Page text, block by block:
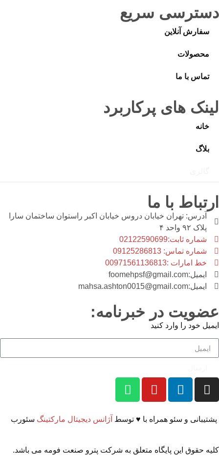
دسترسی سریع
سفارش آنلاین
محصولات
تماس با ما
لینک های پرکاربرد
خانه
بلاگ
ارتباط با ما
آدرس: تهران خیابان دروس خیابان اکبر راستوان ساختمان سارا
پلاک ۹۲ واحد ۴
شماره ثابت:02122590699
شماره تماس: 09125286813
خط امارات :00971561136813
ایمیل:foomehpsf@gmail.com
ایمیل:mahsa.ashton0015@gmail.com
عضویت در خبرنامه:
ایمیل خود را وارد کنید
پشتیبانی و سئو همراه با ♥ توسط آژانس دیجیتال مارکتینگ سئورب
کلیه حقوق این پایگاه متعلق به شرکت پترو صنعت فومه می باشد.